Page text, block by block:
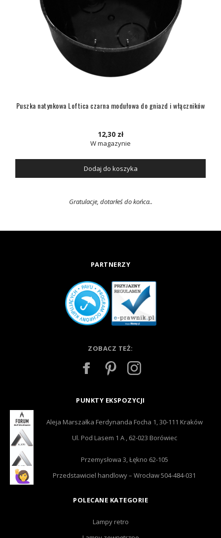
Puszka natynkowa Loftica czarna modułowa do gniazd i włączników
12,30 zł
W magazynie
Dodaj do koszyka
Gratulacje, dotarłeś do końca..
PARTNERZY
ZOBACZ TEŻ:
PUNKTY EKSPOZYCJI
Aleja Marszałka Ferdynanda Focha 1, 30-111 Kraków
Ul. Pod Lasem 1 A , 62-023 Borówiec
Przemysłowa 3, Łękno 62-105
Przedstawiciel handlowy – Wrocław 504-484-031
POLECANE KATEGORIE
Lampy retro